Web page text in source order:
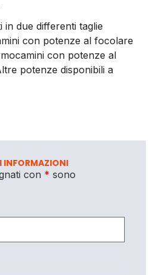
due differenti taglie
con potenze al focolare
con potenze al
potenze disponibili a
INFORMAZIONI
con * sono